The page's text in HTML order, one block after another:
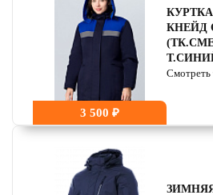
4.5
3 500 ₽
КНЕЙД
Смотреть
ЗИМНЯЯ